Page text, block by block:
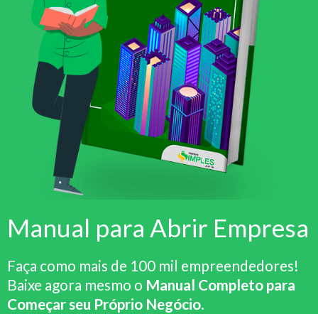
Manual para Abrir Empresa
Faça como mais de 100 mil empreendedores!
Baixe agora mesmo o Manual Completo para
Começar seu Próprio Negócio.